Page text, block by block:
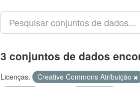
3 conjuntos de dados
Licenças: Creative Commons Atribuição